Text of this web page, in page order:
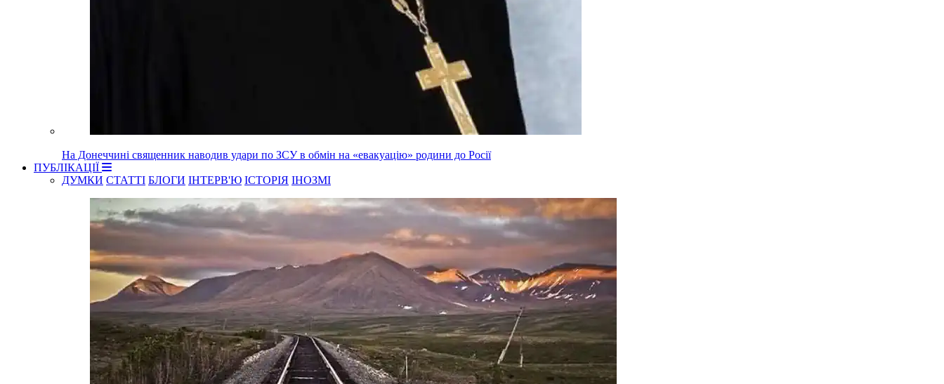
На Донеччині священник наводив удари по ЗСУ в обмін на «евакуацію» родини до Росії
ПУБЛІКАЦІЇ
ДУМКИ СТАТТІ БЛОГИ ІНТЕРВ'Ю ІСТОРІЯ ІНОЗМІ